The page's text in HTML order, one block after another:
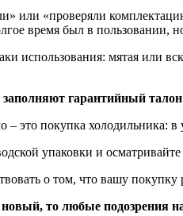
или «проверяли
время был в пользовании,
использования: мятая или
гарантийный
– это покупка
упаковки и
о том, что вашу покупку
то любые